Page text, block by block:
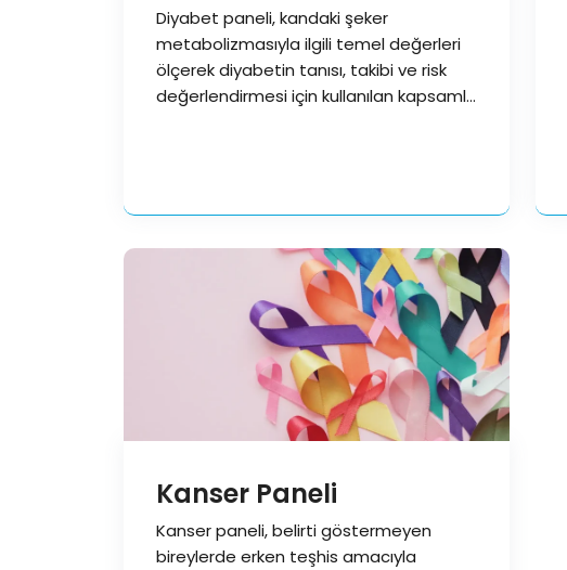
Diyabet paneli, kandaki şeker
metabolizmasıyla ilgili temel değerleri
ölçerek diyabetin tanısı, takibi ve risk
değerlendirmesi için kullanılan kapsamlı
Kanser Paneli
Kanser paneli, belirti göstermeyen
bireylerde erken teşhis amacıyla